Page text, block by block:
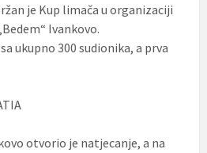
je Kup limača u organizaciji
Ivankovo.
ukupno 300 sudionika, a prva
otvorio je natjecanje, a na